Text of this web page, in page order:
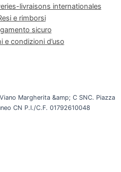
livraisons internationales
e rimborsi
sicuro
e condizioni d’uso
Margherita &amp; C SNC. Piazza
CN P.I./C.F. 01792610048